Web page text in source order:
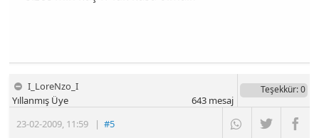
I_LoreNzo_I
23-02-2009, 11:59 |#5
Yıllanmış Üye
Teşekkür: 0
643mesaj